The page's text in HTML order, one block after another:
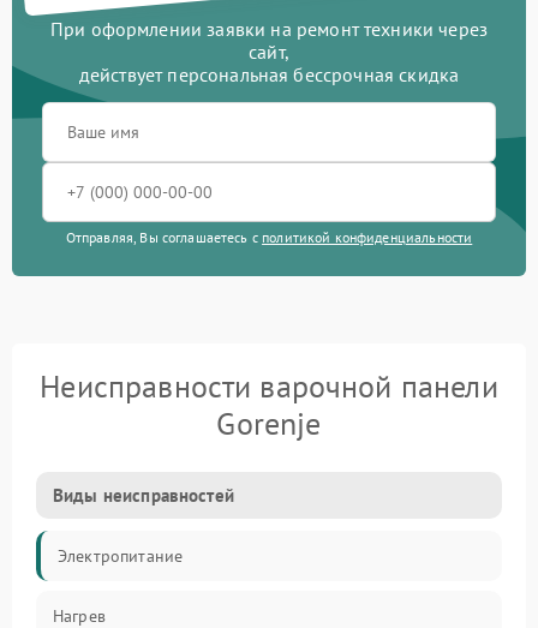
При оформлении заявки на ремонт техники через
сайт,
действует персональная бессрочная скидка
Отправляя, Вы соглашаетесь с политикой конфиденциальности
Неисправности варочной панели
Gorenje
Виды неисправностей
Электропитание
Нагрев